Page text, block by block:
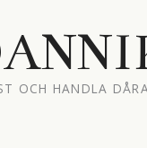
OCH HANDLA